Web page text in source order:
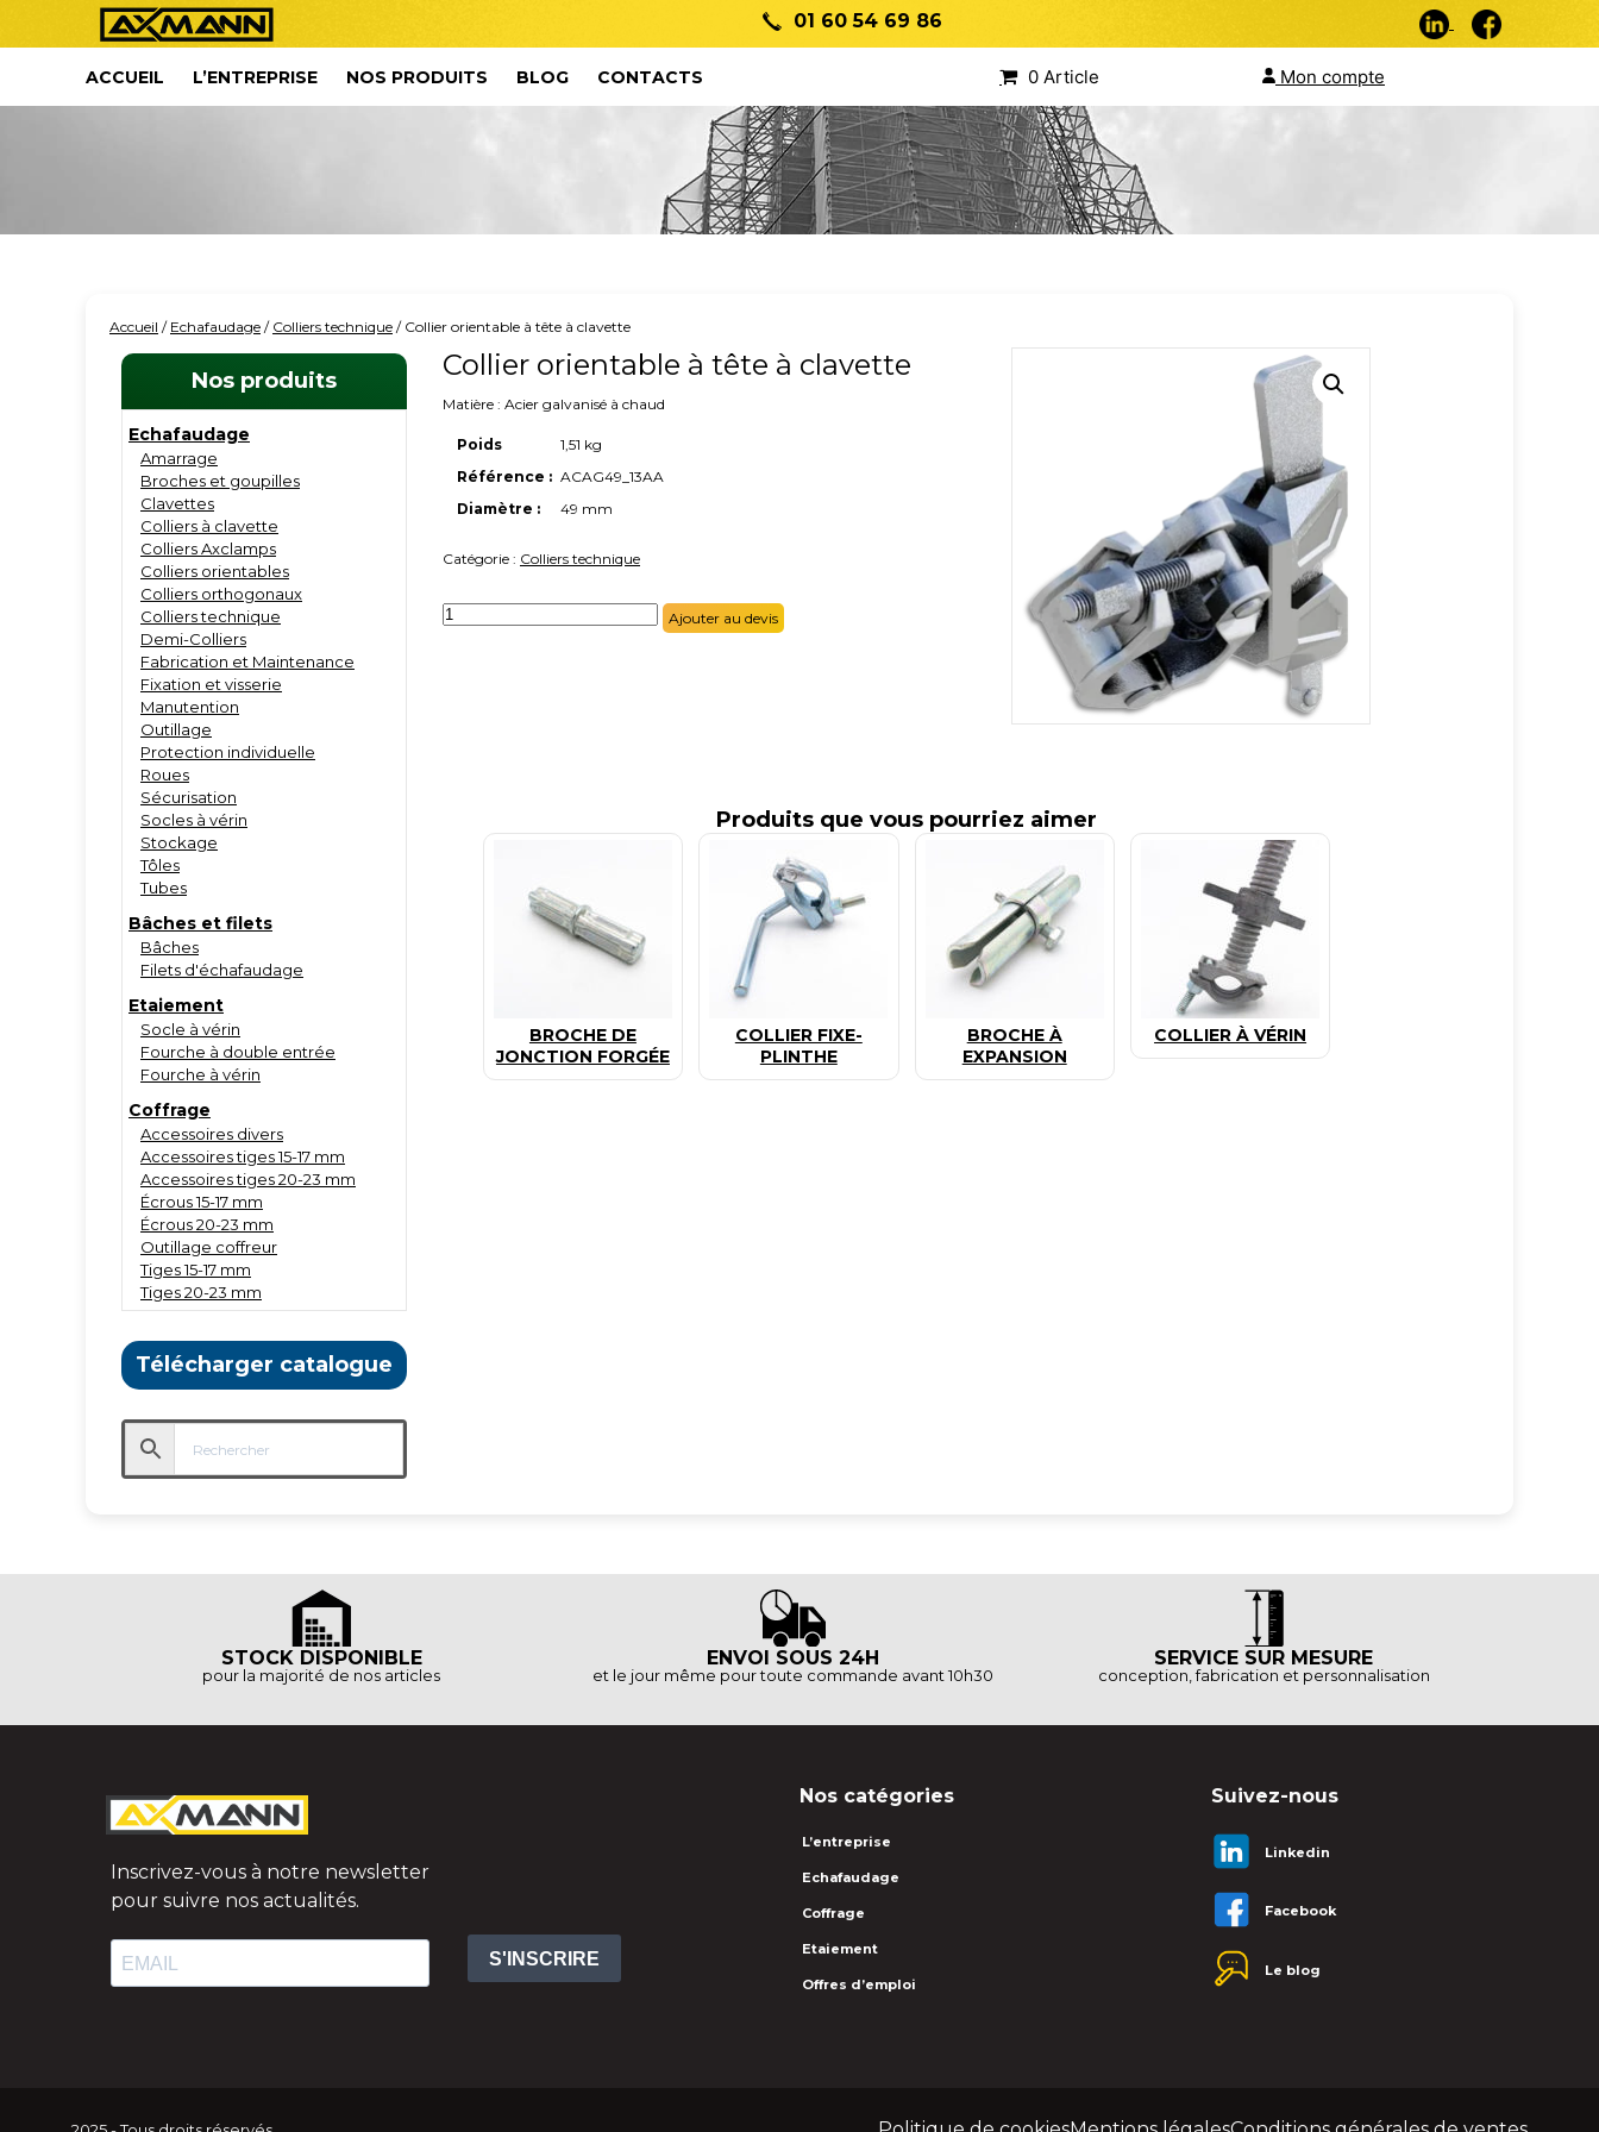
01 60 54 69 86
ACCUEIL L’ENTREPRISE NOS PRODUITS BLOG CONTACTS 0 Article Mon compte
Accueil / Echafaudage / Colliers technique / Collier orientable à tête à clavette
Nos produits
Echafaudage
Amarrage
Broches et goupilles
Clavettes
Colliers à clavette
Colliers Axclamps
Colliers orientables
Colliers orthogonaux
Colliers technique
Demi-Colliers
Fabrication et Maintenance
Fixation et visserie
Manutention
Outillage
Protection individuelle
Roues
Sécurisation
Socles à vérin
Stockage
Tôles
Tubes
Bâches et filets
Bâches
Filets d'échafaudage
Etaiement
Socle à vérin
Fourche à double entrée
Fourche à vérin
Coffrage
Accessoires divers
Accessoires tiges 15-17 mm
Accessoires tiges 20-23 mm
Écrous 15-17 mm
Écrous 20-23 mm
Outillage coffreur
Tiges 15-17 mm
Tiges 20-23 mm
Télécharger catalogue
Collier orientable à tête à clavette
Matière : Acier galvanisé à chaud
Poids
1,51 kg
Référence : ACAG49_13AA
Diamètre :
49 mm
Catégorie : Colliers technique
quantité
de
Ajouter au devis
Produits que vous pourriez aimer
BROCHE DE
JONCTION FORGÉE
COLLIER FIXE-
PLINTHE
BROCHE À
EXPANSION
COLLIER À VÉRIN
STOCK DISPONIBLE
pour la majorité de nos articles
ENVOI SOUS 24H
et le jour même pour toute commande avant 10h30
SERVICE SUR MESURE
conception, fabrication et personnalisation
Inscrivez-vous à notre newsletter
pour suivre nos actualités.
S'INSCRIRE
Nos catégories
L’entreprise
Echafaudage
Coffrage
Etaiement
Offres d’emploi
Suivez-nous
Linkedin
Facebook
Le blog